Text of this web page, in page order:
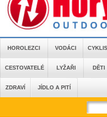
HOROLEZCI VODÁCI
CESTOVATELÉ LYŽAŘI DĚTI
ZDRAVÍ JÍDLO A PITÍ